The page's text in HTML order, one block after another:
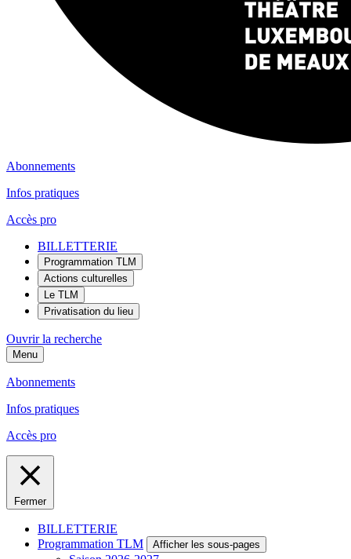
Abonnements
Infos pratiques
Accès pro
BILLETTERIE
Programmation TLM
Actions culturelles
Le TLM
Privatisation du lieu
Ouvrir la recherche
Menu
Abonnements
Infos pratiques
Accès pro
Fermer
BILLETTERIE
Programmation TLM
Afficher les sous-pages